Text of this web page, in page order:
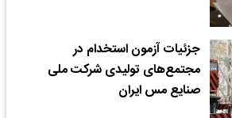
جزئیات آزمون استخدام در
مجتمع‌های تولیدی شرکت ملی
صنایع مس ایران